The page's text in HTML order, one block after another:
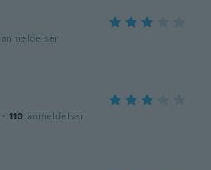
anmeldelser
· 110 anmeldelser